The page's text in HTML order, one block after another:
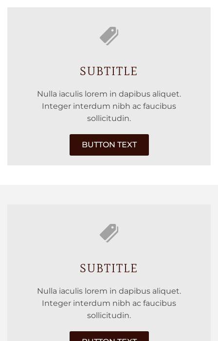
SUBTITLE
Nulla iaculis lorem in dapibus aliquet.
Integer interdum nibh ac faucibus
sollicitudin.
BUTTON TEXT
SUBTITLE
Nulla iaculis lorem in dapibus aliquet.
Integer interdum nibh ac faucibus
sollicitudin.